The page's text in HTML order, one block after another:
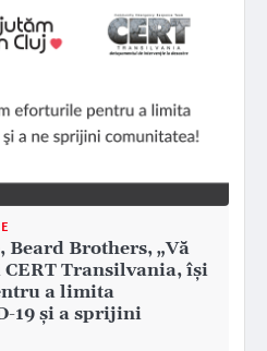
Brothers, „Vă
Transilvania, își
a limita
19 și a sprijini